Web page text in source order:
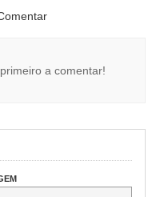
a comentar!